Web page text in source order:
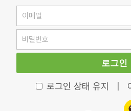
로그인
로그인 상태 유지